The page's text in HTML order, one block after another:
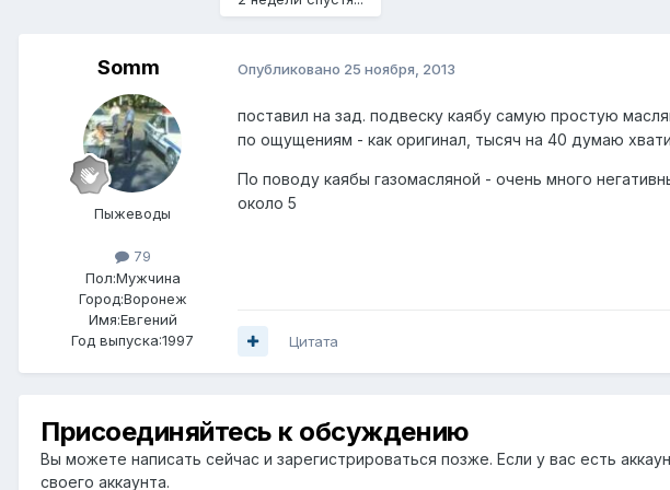
Somm
Пыжеводы
79
Пол:Мужчина
Город:Воронеж
Имя:Евгений
Год выпуска:1997
Опубликовано 25 ноября, 2013
поставил на зад. подвеску каябу самую простую
по ощущениям - как оригинал, тысяч на 40 думаю
По поводу каябы газомасляной - очень много
около 5
Цитата
Присоединяйтесь к обсуждению
Вы можете написать сейчас и зарегистрироваться позже. Если у вас есть
своего аккаунта.